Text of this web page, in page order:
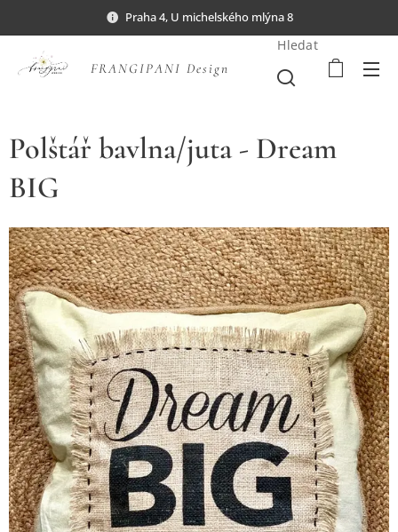
Praha 4, U michelského mlýna 8
FRANGIPANI Design
Hledat
Polštář bavlna/juta - Dream
BIG